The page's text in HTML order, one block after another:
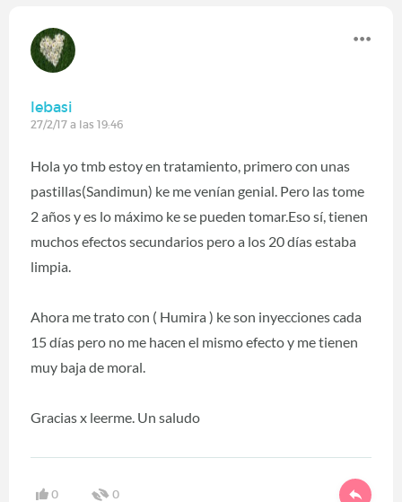
lebasi
27/2/17 a las 19:46
Hola yo tmb estoy en tratamiento, primero con unas
pastillas(Sandimun) ke me venían genial. Pero las tome
2 años y es lo máximo ke se pueden tomar.Eso sí, tienen
muchos efectos secundarios pero a los 20 días estaba
limpia.
Ahora me trato con ( Humira ) ke son inyecciones cada
15 días pero no me hacen el mismo efecto y me tienen
muy baja de moral.
Gracias x leerme. Un saludo
0 0